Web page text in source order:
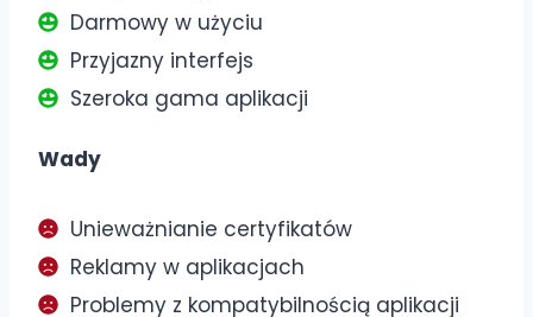
Darmowy w użyciu
Przyjazny interfejs
Szeroka gama aplikacji
Wady
Unieważnianie certyfikatów
Reklamy w aplikacjach
Problemy z kompatybilnością aplikacji